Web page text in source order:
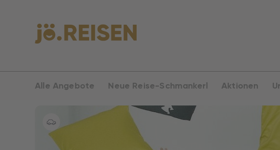
Alle Angebote Neue Reise-Schmankerl Aktionen